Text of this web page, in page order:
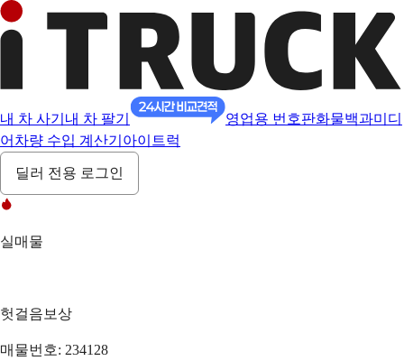
내 차 사기 내 차 팔기 영업용 번호판화물백과미디
어 차량 수입 계산기 아이트럭
딜러 전용 로그인
실매물
헛걸음보상
매물번호: 234128